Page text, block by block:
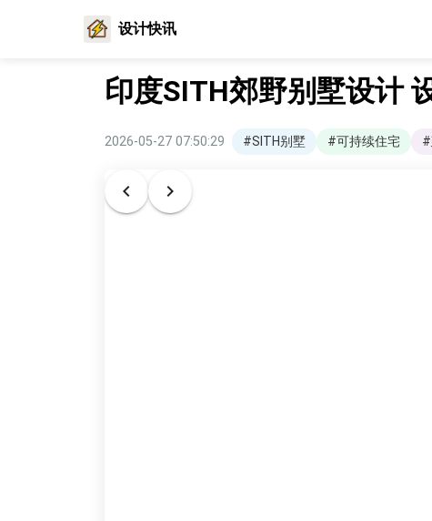
设计快讯
印度SITH郊野别墅设计
2026-05-27 07:50:29 #SITH别墅 #可持续住宅